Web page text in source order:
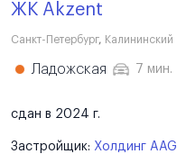
ЖК Akzent
Санкт-Петербург, Калининский
Ладожская 7 мин.
сдан в 2024 г.
Застройщик: Холдинг AAG